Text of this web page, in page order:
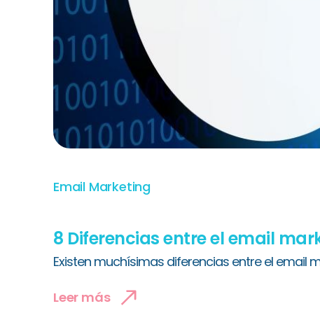
Email Marketing
8 Diferencias entre el email
Existen muchísimas diferencias entre el email
Leer más